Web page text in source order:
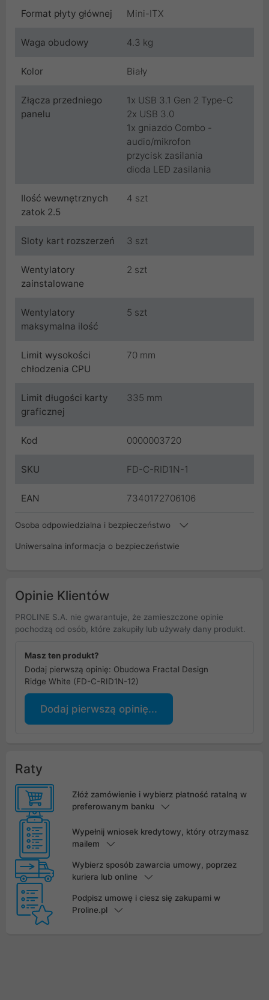
Format płyty głównej Mini-ITX
Waga obudowy 4.3 kg
Kolor Biały
Złącza przedniego
panelu
1x USB 3.1 Gen 2 Type-C
2x USB 3.0
1x gniazdo Combo -
audio/mikrofon
przycisk zasilania
dioda LED zasilania
Ilość wewnętrznych
zatok 2.5
4 szt
Sloty kart rozszerzeń 3 szt
Wentylatory
zainstalowane
2 szt
Wentylatory
maksymalna ilość
5 szt
Limit wysokości
chłodzenia CPU
70 mm
Limit długości karty
graficznej
335 mm
Kod 0000003720
SKU FD-C-RID1N-1
EAN 7340172706106
Osoba odpowiedzialna i bezpieczeństwo
Uniwersalna informacja o bezpieczeństwie
Opinie Klientów
PROLINE S.A. nie gwarantuje, że zamieszczone opinie
pochodzą od osób, które zakupiły lub używały dany produkt.
Masz ten produkt?
Dodaj pierwszą opinię: Obudowa Fractal Design
Ridge White (FD-C-RID1N-12)
Dodaj pierwszą opinię...
Raty
Złóż zamówienie i wybierz płatność ratalną w
preferowanym banku
Wypełnij wniosek kredytowy, który otrzymasz
mailem
Wybierz sposób zawarcia umowy, poprzez
kuriera lub online
Podpisz umowę i ciesz się zakupami w
Proline.pl